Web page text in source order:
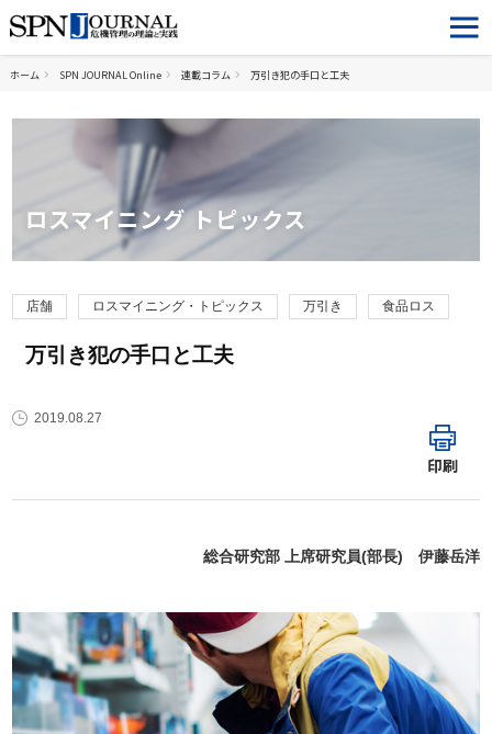
ホーム SPN JOURNAL Online 連載コラム 万引き犯の手口と工夫
ロスマイニング トピックス
店舗 ロスマイニング・トピックス 万引き 食品ロス
万引き犯の手口と工夫
2019.08.27
印刷
総合研究部 上席研究員(部長) 伊藤岳洋